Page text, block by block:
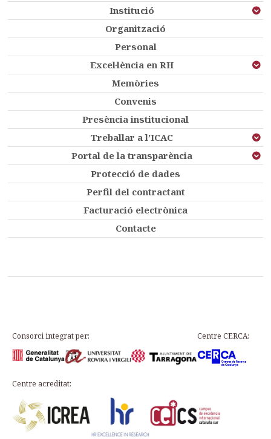
Institució
Organització
Personal
Excel·lència en RH
Memòries
Convenis
Presència institucional
Treballar a l’ICAC
Portal de la transparència
Protecció de dades
Perfil del contractant
Facturació electrònica
Contacte
Consorci integrat per: Centre CERCA:
Centre acreditat: